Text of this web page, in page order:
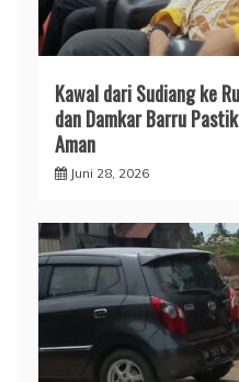
​Kawal dari Sudiang ke
dan Damkar Barru
Aman
Juni 28, 2026